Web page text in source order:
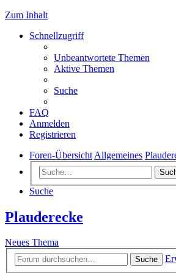
Zum Inhalt
Schnellzugriff
Unbeantwortete Themen
Aktive Themen
Suche
FAQ
Anmelden
Registrieren
Foren-Übersicht Allgemeines
Suche
Plauderecke
Neues Thema
Suche